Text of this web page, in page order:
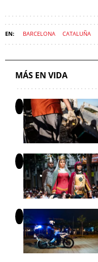
BARCELONA CATALUÑA
MÁS EN VIDA